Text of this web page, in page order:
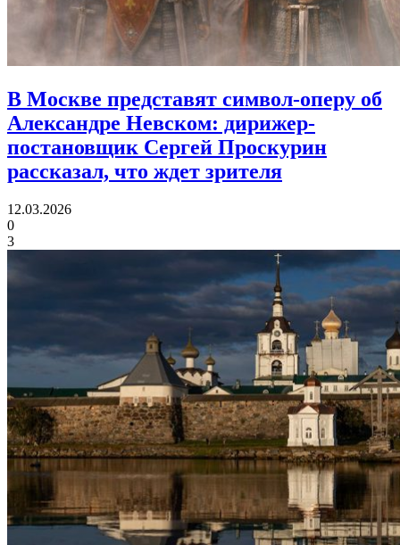
В Москве представят символ-оперу об
Александре Невском: дирижер-
постановщик Сергей Проскурин
рассказал, что ждет зрителя
12.03.2026
0
3